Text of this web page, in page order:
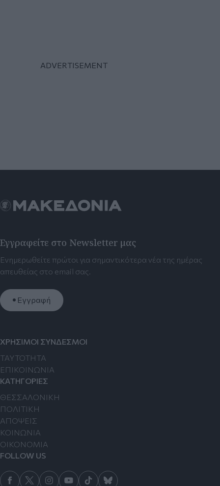
Εγγραφείτε στο Newsletter μας
Ενημερωθείτε πρώτοι για σημαντικότερα νέα της ημέρας
απευθείας στο email σας.
Εγγραφή
ΧΡΗΣΙΜΟΙ ΣΥΝΔΕΣΜΟΙ
TAYTOTHTA
ΕΠΙΚΟΙΝΩΝΙΑ
ΚΑΤΗΓΟΡΙΕΣ
ΘΕΣΣΑΛΟΝΙΚΗ
ΠΟΛΙΤΙΚΗ
ΑΠΟΨΕΙΣ
ΚΟΙΝΩΝΙΑ
ΟΙΚΟΝΟΜΙΑ
FOLLOW US